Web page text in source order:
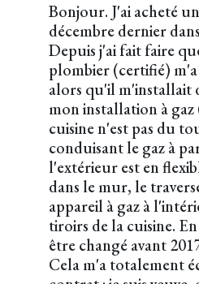
Bonjour. J'ai acheté
décembre dernier
Depuis j'ai fait faire
plombier (certifié)
alors qu'il m'installait
mon installation à
cuisine n'est pas du
conduisant le gaz à
l'extérieur est en
dans le mur, le
appareil à gaz à
tiroirs de la cuisine.
être changé avant
Cela m'a totalement